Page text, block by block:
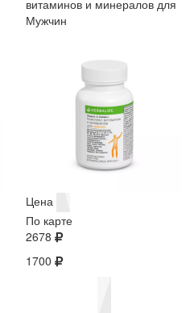
витаминов и минералов для
Мужчин
Цена
По карте
2678
1700